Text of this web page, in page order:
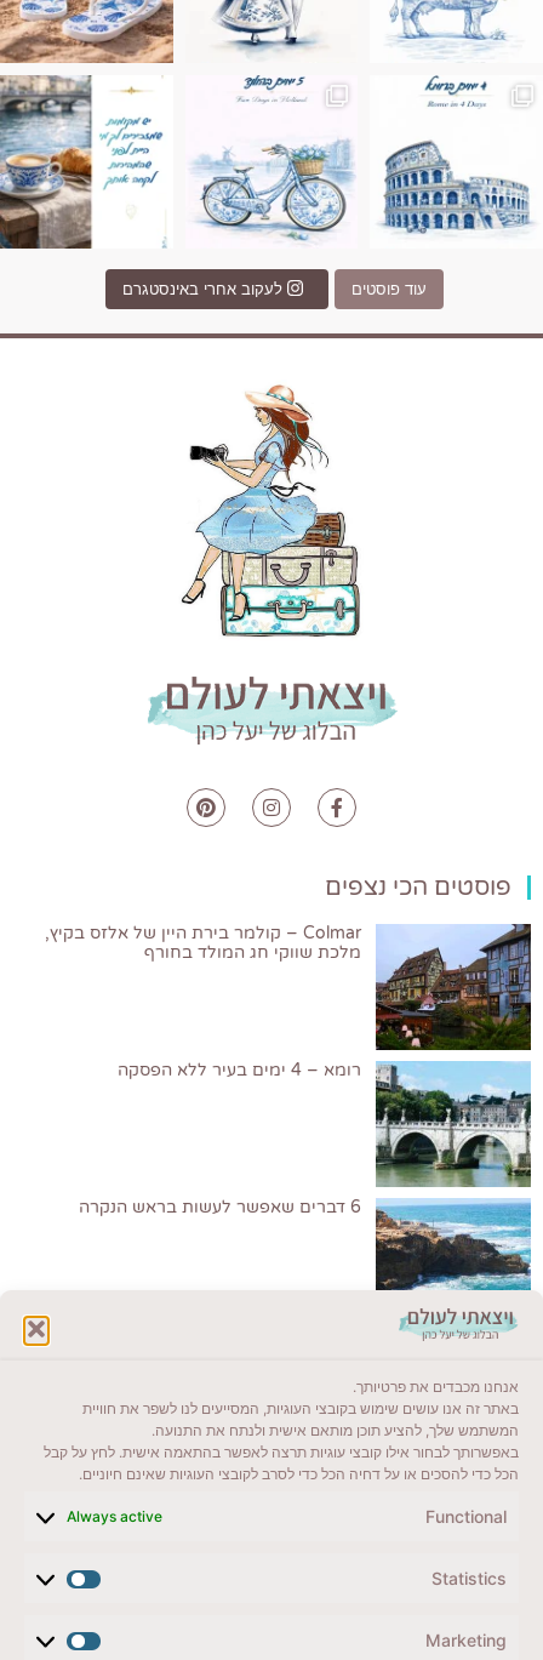
אנחנו מכבדים את פרטיותך.
באתר זה אנו עושים שימוש בקובצי העוגיות, המסייעים לנו לשפר את חוויית
המשתמש שלך, להציע תוכן מותאם אישית ולנתח את התנועה.
באפשרותך לבחור אילו קובצי עוגיות תרצה לאפשר בהתאמה אישית. לחץ על קבל
הכל כדי להסכים או על דחיה הכל כדי לסרב לקובצי העוגיות שאינם חיוניים.
Functional
Always active
Statistics
Marketing
Instagram post
Instagram post 17994326828955248
עוד פוסטים לעקוב אחרי באינסטגרם
פוסטים הכי נצפים
Colmar – קולמר בירת היין של אלזס בקיץ,
מלכת שווקי חג המולד בחורף
רומא – 4 ימים בעיר ללא הפסקה
6 דברים שאפשר לעשות בראש הנקרה
ייעדים מומלצים
מדריכים ועזרים
לשליחת הודעת וואטסאפ
veyatsati.laolam@gmail.com